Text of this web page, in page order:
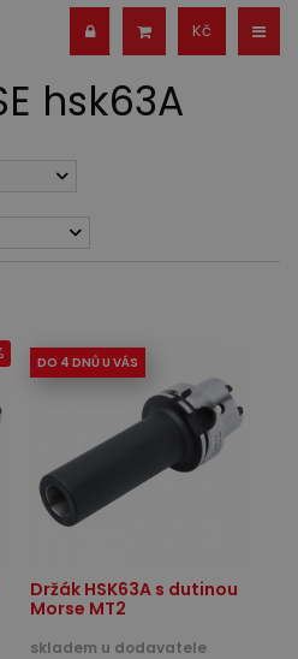
Kč
hsk63A
DO 4 DNŮ U VÁS
Držák HSK63A s dutinou
Morse MT2
skladem u dodavatele